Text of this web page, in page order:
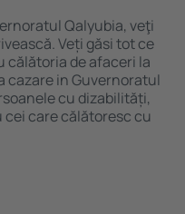
Qalyubia, veţi
Veți găsi tot ce
călătoria de afaceri la
cazare in Guvernoratul
cu dizabilități,
cei care călătoresc cu